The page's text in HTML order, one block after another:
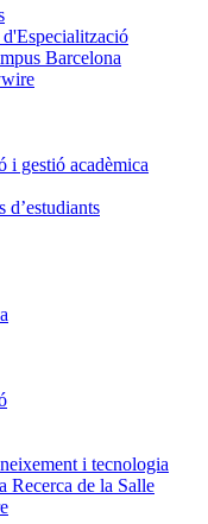
Barcelona
i gestió acadèmica
d’estudiants
i tecnologia
Recerca de la Salle